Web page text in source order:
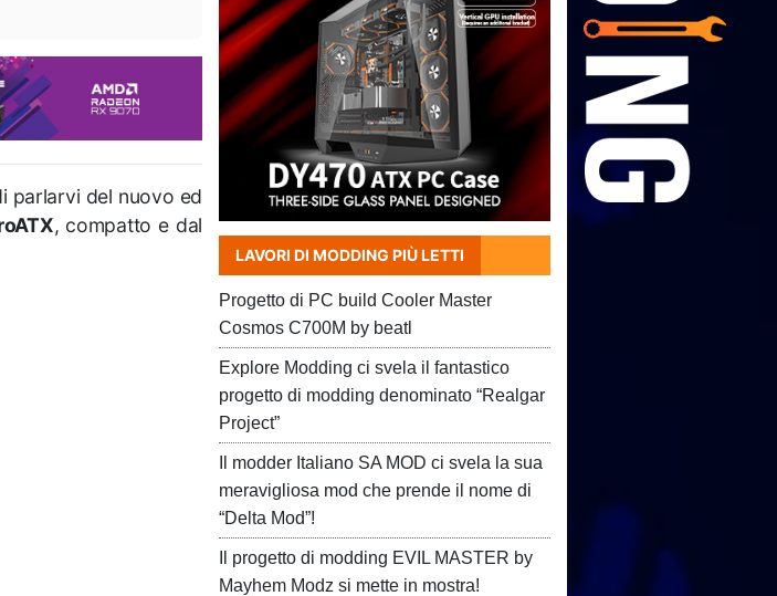
parlarvi del nuovo ed
, compatto e dal
LAVORI DI MODDING PIÙ LETTI
Progetto di PC build Cooler Master
Cosmos C700M by beatl
Explore Modding ci svela il fantastico
progetto di modding denominato “Realgar
Project”
Il modder Italiano SA MOD ci svela la sua
meravigliosa mod che prende il nome di
“Delta Mod”!
Il progetto di modding EVIL MASTER by
Mayhem Modz si mette in mostra!